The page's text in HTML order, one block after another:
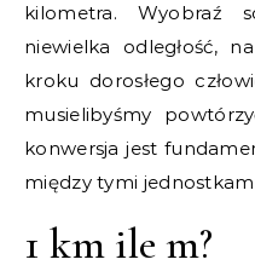
kilometra.
niewielka odległość,
kroku dorosłego
musielibyśmy
konwersja jest
między tymi
1 km ile m?